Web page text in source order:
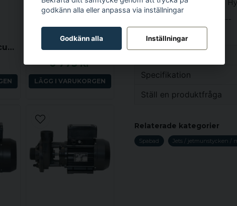
Waterway Executive Euro, 56F, 2.0 hk, 1 växel, 2.5x2.0 tum, Sidoutkast, Centrerat insug
WATERWAY
SPABAD
6 775 kr
LÄGG I VARUKORGEN
Vanligen används med:
Passar hålstorlek: 28mm
Anslutningar: 3/8-tums
Ytterligare anteckningar:
Vikt
Specifikation
Vikt
Ställ en produktfråga
Fråga oss något om
Relaterade kategorier
Spabad Jets / jetmunstycken /
godkänn alla eller anpassa via inställningar
Godkänn alla Inställningar